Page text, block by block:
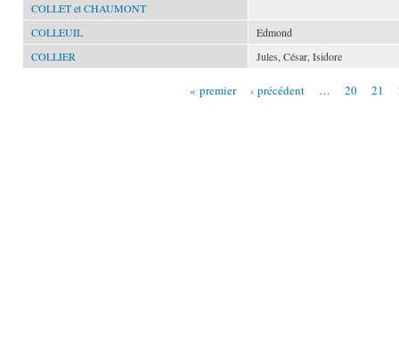
COLLET et CHAUMONT
COLLEUIL
Edmond
COLLIER
Jules, César, Isidore
« premier ‹ précédent … 20 21